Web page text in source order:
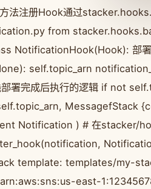
法注册Hook通过
from
NotificationHook(Hook): 部署
self.topic_arn
署完成后执行的逻辑 if not
MessagefStack
Notification ) # 在stacker/
template: templates/my-
east-